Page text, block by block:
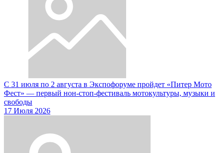
С 31 июля по 2 августа в Экспофоруме пройдет «Питер Мото
Фест» — первый нон-стоп-фестиваль мотокультуры, музыки и
свободы
17 Июля 2026